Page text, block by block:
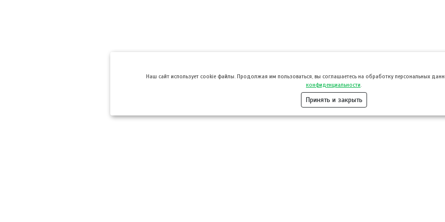
Hаш сайт использует cookie файлы. Продолжая им пользоваться, вы соглашаетесь на обработку персональных
конфиденциальности
Принять и закрыть